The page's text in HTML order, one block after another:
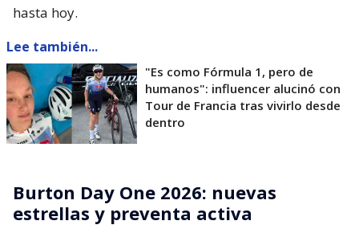
hasta hoy.
Lee también...
"Es como Fórmula 1, pero de
humanos": influencer alucinó con
Tour de Francia tras vivirlo desde
dentro
Burton Day One 2026: nuevas
estrellas y preventa activa